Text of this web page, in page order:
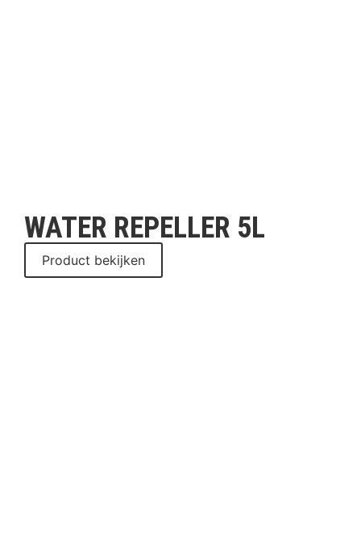
WATER REPELLER 5L
Product bekijken